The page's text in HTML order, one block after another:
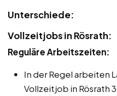
Unterschiede:
Vollzeitjobs in Rösrath:
Reguläre Arbeitszeiten:
In der Regel arbeiten
Vollzeitjob in Rösrath